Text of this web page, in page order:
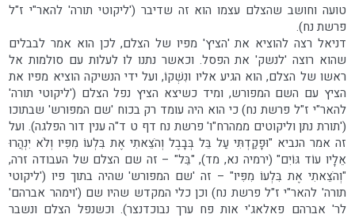
טועה וחושב שהצלם עצמו הוא זה שדיבר ('ליקוטי תורה' להאר"י ז"ל
פרשת נח).
דניאל רצה להוציא את 'הציץ' מפיו של הצלם, לכן הוא אמר לבבלים
שהוא רוצה 'לנשק' את הפסל. וכאשר נתנו לו לעלות עם סולמות אל
ראשו של הצלם, הוא הגיע אליו ונִשְׁקוֹ, ועל ידי הנשיקה הוציא מפיו את
הציץ עם השם המפורש, ומיד כשיצא הציץ נפל הצלם ('ליקוטי תורה'
להאר"י ז"ל פרשת נח) כי הוא היה עומד רק בכוח 'שם המפורש' שבתוכו
('תורת נתן וליקוטים ממהרח"ו' פרשת נח דף ט ד"ה ענין דור הפלגה). ועל
זה אמר הנביא "וּפָקַדְתִּי עַל בֵּל בְּבָבֶל וְהֹצֵאתִי אֶת בִּלְעוֹ מִפִּיו וְלֹא יִנְהֲרוּ
אֵלָיו עוֹד גּוֹיִם" (ירמיה נא, מד), "בֵּל" – זה שם הצלם של העבודה זרה,
"וְהֹצֵאתִי אֶת בִּלְעוֹ מִפִּיו" – זה 'שם המפורש' שהיה בתוך פיו ('ליקוטי
תורה' להאר"י ז"ל פרשת נח) וכן כלי המקדש שהיו שם ('וימהר אברהם'
לר' אברהם פאלאג'י אות פח ערך נבוכדנצר). וכשנפל הצלם ונשבר